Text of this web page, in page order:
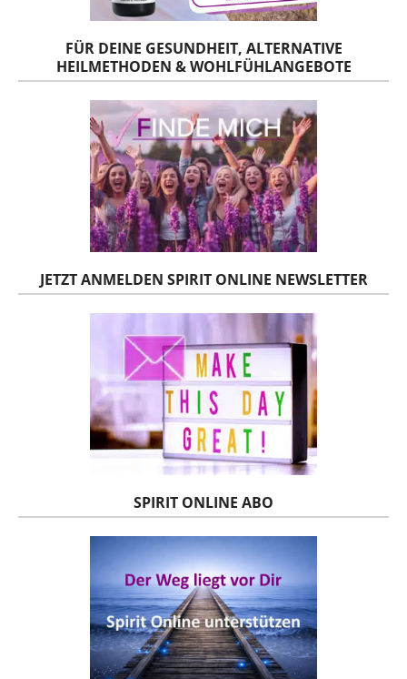
FÜR DEINE GESUNDHEIT, ALTERNATIVE
HEILMETHODEN & WOHLFÜHLANGEBOTE
JETZT ANMELDEN SPIRIT ONLINE NEWSLETTER
SPIRIT ONLINE ABO